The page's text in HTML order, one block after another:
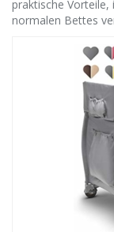
praktische
normalen Bettes